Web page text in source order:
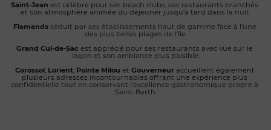
Saint-Jean est célèbre pour ses beach clubs, ses restaurants branchés
et son atmosphère animée du déjeuner jusqu'à tard dans la nuit.
Flamands séduit par ses établissements haut de gamme face à l'une
des plus belles plages de l'île.
Grand Cul-de-Sac est apprécié pour ses restaurants avec vue sur le
lagon et son ambiance plus paisible.
Corossol, Lorient Pointe Milou et Gouverneur accueillent également
plusieurs adresses incontournables offrant une expérience plus
confidentielle tout en conservant l'excellence gastronomique propre à
Saint-Barth.